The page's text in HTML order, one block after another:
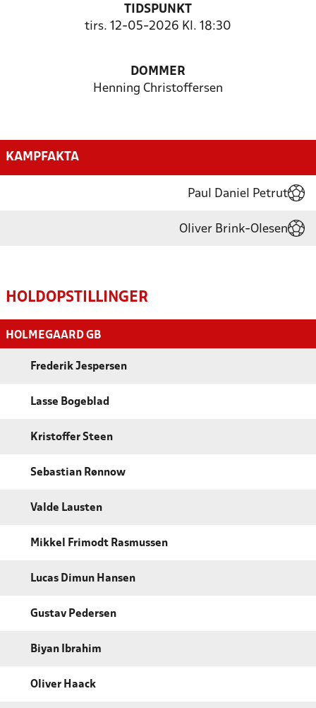
TIDSPUNKT
tirs. 12-05-2026 Kl. 18:30
DOMMER
Henning Christoffersen
KAMPFAKTA
Paul Daniel Petrut
Oliver Brink-Olesen
HOLDOPSTILLINGER
HOLMEGAARD GB
Frederik Jespersen
Lasse Bogeblad
Kristoffer Steen
Sebastian Rønnow
Valde Lausten
Mikkel Frimodt Rasmussen
Lucas Dimun Hansen
Gustav Pedersen
Biyan Ibrahim
Oliver Haack